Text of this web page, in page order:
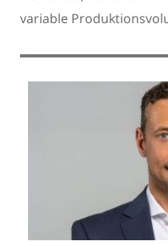
variable